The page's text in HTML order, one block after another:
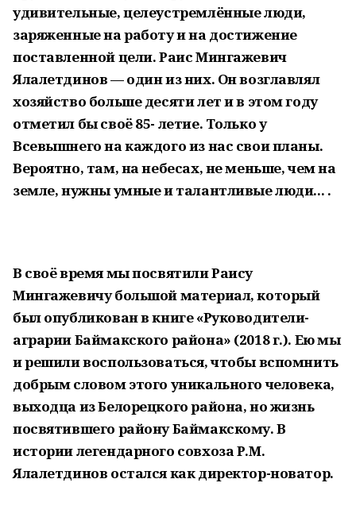
удивительные, целеустремлённые люди,
заряженные на работу и на достижение
поставленной цели. Раис Мингажевич
Ялалетдинов — один из них. Он возглавлял
хозяйство больше десяти лет и в этом году
отметил бы своё 85- летие. Только у
Всевышнего на каждого из нас свои планы.
Вероятно, там, на небесах, не меньше, чем на
земле, нужны умные и талантливые люди... .
В своё время мы посвятили Раису
Мингажевичу большой материал, который
был опубликован в книге «Руководители-
аграрии Баймакского района» (2018 г.). Ею мы
и решили воспользоваться, чтобы вспомнить
добрым словом этого уникального человека,
выходца из Белорецкого района, но жизнь
посвятившего району Баймакскому. В
истории легендарного совхоза Р.М.
Ялалетдинов остался как директор-новатор.